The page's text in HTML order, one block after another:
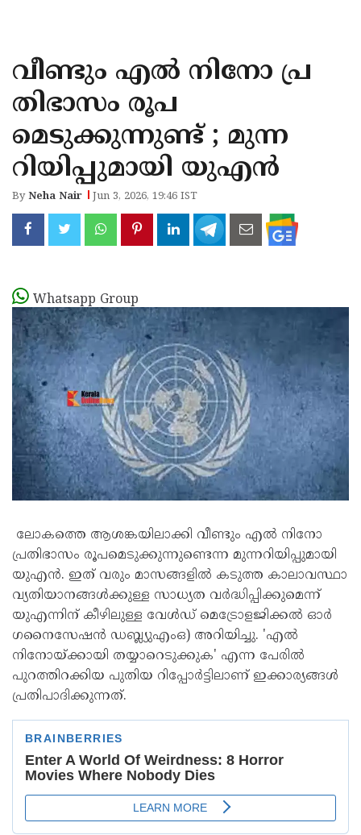
KANNUR
KASARAGOD
വീണ്ടും എൽ നിനോ പ്ര
തിഭാസം രൂപ
മെടുക്കുന്നുണ്ട് ; മുന്ന
റിയിപ്പുമായി യുഎൻ
ByNeha Nair Jun 3, 2026, 19:46 IST
Whatsapp Group
ലോകത്തെ ആശങ്കയിലാക്കി വീണ്ടും എൽ നിനോ
പ്രതിഭാസം രൂപമെടുക്കുന്നുണ്ടെന്ന മുന്നറിയിപ്പുമായി
യുഎൻ. ഇത് വരും മാസങ്ങളിൽ കടുത്ത കാലാവസ്ഥാ
വ്യതിയാനങ്ങൾക്കുള്ള സാധ്യത വർദ്ധിപ്പിക്കുമെന്ന്
യുഎന്നിന് കീഴിലുള്ള വേൾഡ് മെട്രോളജിക്കൽ ഓ‌‌ർ​
ഗനൈസേഷൻ ഡബ്ല്യുഎംഒ) അറിയിച്ചു. 'എൽ
നിനോയ്ക്കായി തയ്യാറെടുക്കുക' എന്ന പേരിൽ
പുറത്തിറക്കിയ പുതിയ റിപ്പോർട്ടിലാണ് ഇക്കാര്യങ്ങൾ
പ്രതിപാദിക്കുന്നത്.